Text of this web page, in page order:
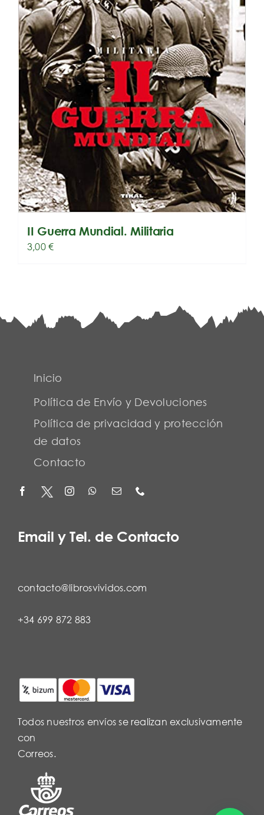
II Guerra Mundial. Militaria
3,00€
Inicio
Política de Envío y Devoluciones
Política de privacidad y protección
de datos
Contacto
Email y Tel. de Contacto
contacto@librosvividos.com
+34 699 872 883
Todos nuestros envíos se realizan exclusivamente
con
Correos.